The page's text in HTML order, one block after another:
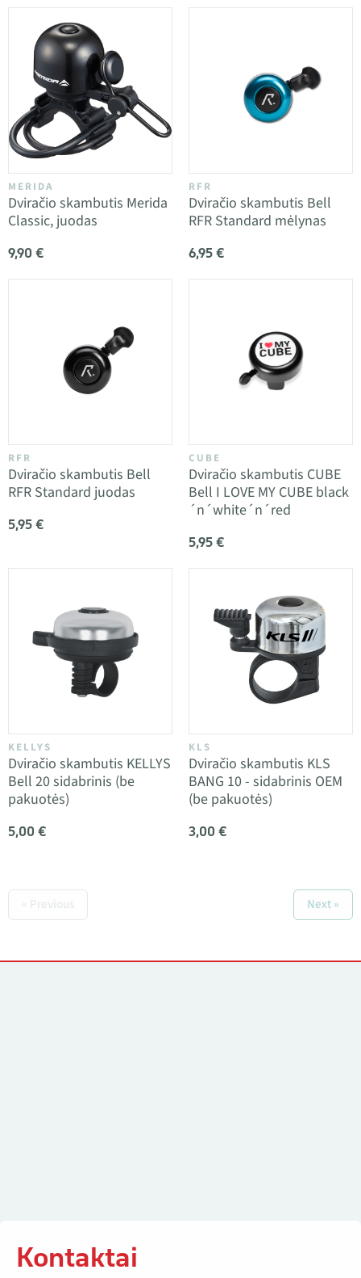
MERIDA
Dviračio skambutis Merida
Classic, juodas
9,90 €
RFR
Dviračio skambutis Bell
RFR Standard mėlynas
6,95 €
RFR
Dviračio skambutis Bell
RFR Standard juodas
5,95 €
CUBE
Dviračio skambutis CUBE
Bell I LOVE MY CUBE black
´n´white´n´red
5,95 €
KELLYS
Dviračio skambutis KELLYS
Bell 20 sidabrinis (be
pakuotės)
5,00 €
KLS
Dviračio skambutis KLS
BANG 10 - sidabrinis OEM
(be pakuotės)
3,00 €
« Previous Next »
Kontaktai